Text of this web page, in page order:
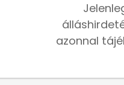
azonnal